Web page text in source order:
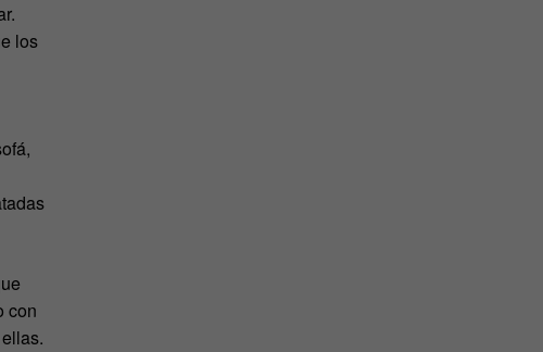
los
con